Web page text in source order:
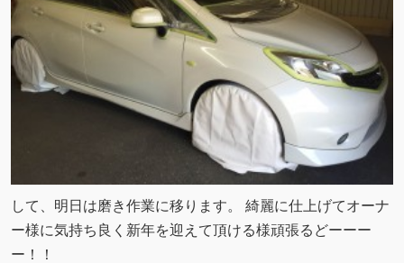
して、明日は磨き作業に移ります。 綺麗に仕上げてオーナ
ー様に気持ち良く新年を迎えて頂ける様頑張るどーーー
ー！！